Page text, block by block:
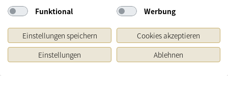
* Preisangaben inkl. gesetzl. MwSt. und zzgl.Versandkosten
Funktional
Werbung
Einstellungen speichern
Cookies akzeptieren
Einstellungen
Ablehnen